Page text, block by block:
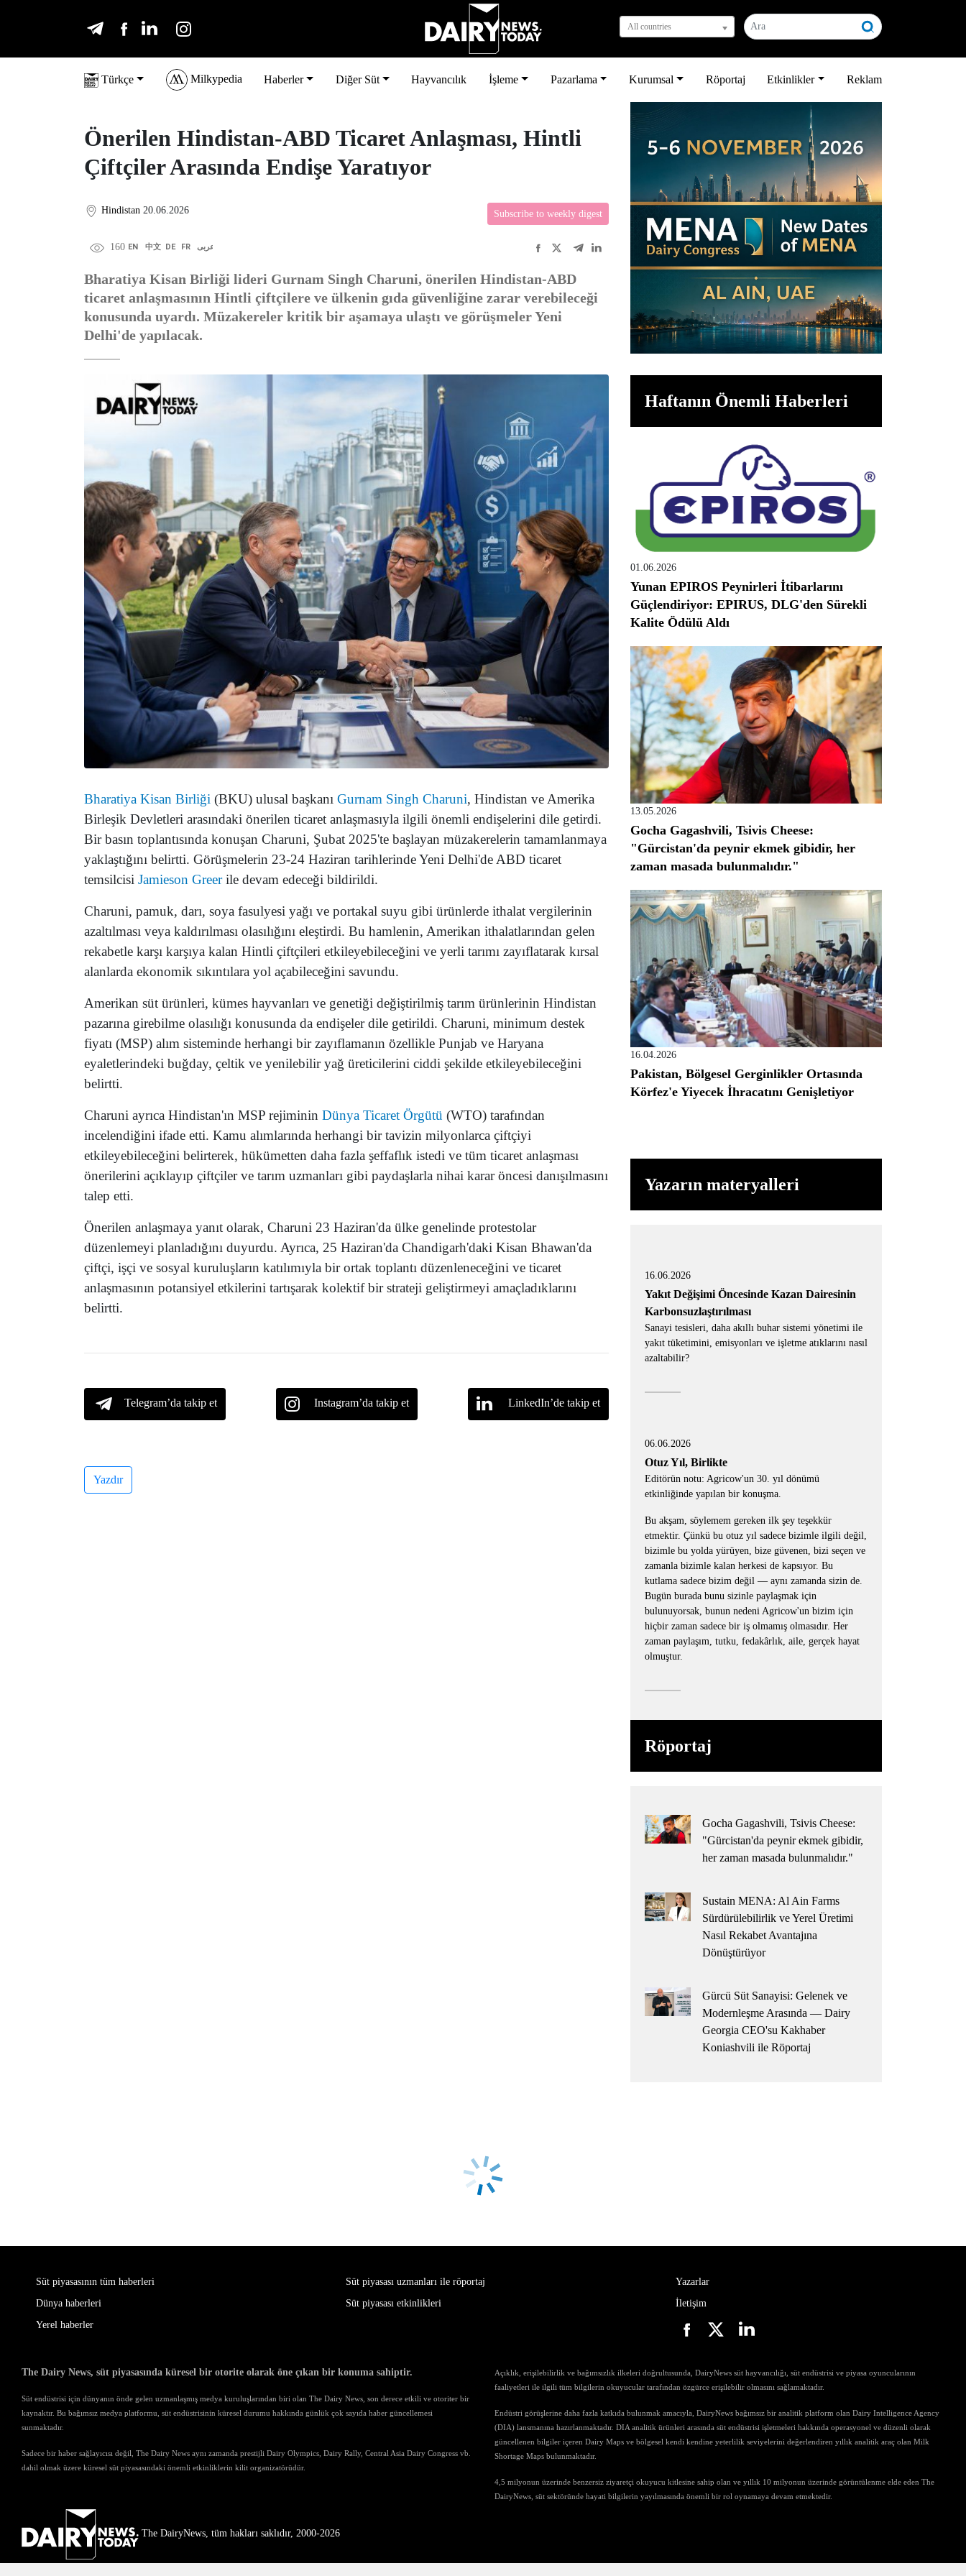
All countries
Türkçe Milkypedia Haberler Diğer Süt Hayvancılık İşleme Pazarlama Kurumsal Röportaj Etkinlikler Reklam
Önerilen Hindistan-ABD Ticaret Anlaşması, Hintli
Çiftçiler Arasında Endişe Yaratıyor
Hindistan 20.06.2026 Subscribe to weekly digest
160 EN 中文 DE FR عربى
Bharatiya Kisan Birliği lideri Gurnam Singh Charuni, önerilen Hindistan-ABD
ticaret anlaşmasının Hintli çiftçilere ve ülkenin gıda güvenliğine zarar verebileceği
konusunda uyardı. Müzakereler kritik bir aşamaya ulaştı ve görüşmeler Yeni
Delhi'de yapılacak.
Bharatiya Kisan Birliği (BKU) ulusal başkanı Gurnam Singh Charuni, Hindistan ve Amerika
Birleşik Devletleri arasındaki önerilen ticaret anlaşmasıyla ilgili önemli endişelerini dile getirdi.
Bir basın toplantısında konuşan Charuni, Şubat 2025'te başlayan müzakerelerin tamamlanmaya
yaklaştığını belirtti. Görüşmelerin 23-24 Haziran tarihlerinde Yeni Delhi'de ABD ticaret
temsilcisi Jamieson Greerile devam edeceği bildirildi.
Charuni, pamuk, darı, soya fasulyesi yağı ve portakal suyu gibi ürünlerde ithalat vergilerinin
azaltılması veya kaldırılması olasılığını eleştirdi. Bu hamlenin, Amerikan ithalatlarından gelen
rekabetle karşı karşıya kalan Hintli çiftçileri etkileyebileceğini ve yerli tarımı zayıflatarak kırsal
alanlarda ekonomik sıkıntılara yol açabileceğini savundu.
Amerikan süt ürünleri, kümes hayvanları ve genetiği değiştirilmiş tarım ürünlerinin Hindistan
pazarına girebilme olasılığı konusunda da endişeler dile getirildi. Charuni, minimum destek
fiyatı (MSP) alım sisteminde herhangi bir zayıflamanın özellikle Punjab ve Haryana
eyaletlerindeki buğday, çeltik ve yenilebilir yağ üreticilerini ciddi şekilde etkileyebileceğini
belirtti.
Charuni ayrıca Hindistan'ın MSP rejiminin Dünya Ticaret Örgütü (WTO) tarafından
incelendiğini ifade etti. Kamu alımlarında herhangi bir tavizin milyonlarca çiftçiyi
etkileyebileceğini belirterek, hükümetten daha fazla şeffaflık istedi ve tüm ticaret anlaşması
önerilerini açıklayıp çiftçiler ve tarım uzmanları gibi paydaşlarla nihai karar öncesi danışılmasını
talep etti.
Önerilen anlaşmaya yanıt olarak, Charuni 23 Haziran'da ülke genelinde protestolar
düzenlemeyi planladığını duyurdu. Ayrıca, 25 Haziran'da Chandigarh'daki Kisan Bhawan'da
çiftçi, işçi ve sosyal kuruluşların katılımıyla bir ortak toplantı düzenleneceğini ve ticaret
anlaşmasının potansiyel etkilerini tartışarak kolektif bir strateji geliştirmeyi amaçladıklarını
belirtti.
Telegram’da takip et Instagram’da takip et LinkedIn’de takip et
Yazdır
Haftanın Önemli Haberleri
01.06.2026
Yunan EPIROS Peynirleri İtibarlarını
Güçlendiriyor: EPIRUS, DLG'den Sürekli
Kalite Ödülü Aldı
13.05.2026
Gocha Gagashvili, Tsivis Cheese:
"Gürcistan'da peynir ekmek gibidir, her
zaman masada bulunmalıdır."
16.04.2026
Pakistan, Bölgesel Gerginlikler Ortasında
Körfez'e Yiyecek İhracatını Genişletiyor
Yazarın materyalleri
16.06.2026
Yakıt Değişimi Öncesinde Kazan Dairesinin
Karbonsuzlaştırılması
Sanayi tesisleri, daha akıllı buhar sistemi yönetimi ile
yakıt tüketimini, emisyonları ve işletme atıklarını nasıl
azaltabilir?
06.06.2026
Otuz Yıl, Birlikte
Editörün notu: Agricow'un 30. yıl dönümü
etkinliğinde yapılan bir konuşma.
Bu akşam, söylemem gereken ilk şey teşekkür
etmektir. Çünkü bu otuz yıl sadece bizimle ilgili değil,
bizimle bu yolda yürüyen, bize güvenen, bizi seçen ve
zamanla bizimle kalan herkesi de kapsıyor. Bu
kutlama sadece bizim değil — aynı zamanda sizin de.
Bugün burada bunu sizinle paylaşmak için
bulunuyorsak, bunun nedeni Agricow'un bizim için
hiçbir zaman sadece bir iş olmamış olmasıdır. Her
zaman paylaşım, tutku, fedakârlık, aile, gerçek hayat
olmuştur.
Röportaj
Gocha Gagashvili, Tsivis Cheese:
"Gürcistan'da peynir ekmek gibidir,
her zaman masada bulunmalıdır."
Sustain MENA: Al Ain Farms
Sürdürülebilirlik ve Yerel Üretimi
Nasıl Rekabet Avantajına
Dönüştürüyor
Gürcü Süt Sanayisi: Gelenek ve
Modernleşme Arasında — Dairy
Georgia CEO'su Kakhaber
Koniashvili ile Röportaj
Süt piyasasının tüm haberleri
Dünya haberleri
Yerel haberler
Süt piyasası uzmanları ile röportaj
Süt piyasası etkinlikleri
Yazarlar
İletişim
The Dairy News, süt piyasasında küresel bir otorite olarak öne çıkan bir konuma sahiptir.
Süt endüstrisi için dünyanın önde gelen uzmanlaşmış medya kuruluşlarından biri olan The Dairy News, son derece etkili ve otoriter bir
kaynaktır. Bu bağımsız medya platformu, süt endüstrisinin küresel durumu hakkında günlük çok sayıda haber güncellemesi
sunmaktadır.
Sadece bir haber sağlayıcısı değil, The Dairy News aynı zamanda prestijli Dairy Olympics, Dairy Rally, Central Asia Dairy Congress vb.
dahil olmak üzere küresel süt piyasasındaki önemli etkinliklerin kilit organizatörüdür.
The DairyNews, tüm hakları saklıdır, 2000-2026
Açıklık, erişilebilirlik ve bağımsızlık ilkeleri doğrultusunda, DairyNews süt hayvancılığı, süt endüstrisi ve piyasa oyuncularının
faaliyetleri ile ilgili tüm bilgilerin okuyucular tarafından özgürce erişilebilir olmasını sağlamaktadır.
Endüstri görüşlerine daha fazla katkıda bulunmak amacıyla, DairyNews bağımsız bir analitik platform olan Dairy Intelligence Agency
(DIA) lansmanına hazırlanmaktadır. DIA analitik ürünleri arasında süt endüstrisi işletmeleri hakkında operasyonel ve düzenli olarak
güncellenen bilgiler içeren Dairy Maps ve bölgesel kendi kendine yeterlilik seviyelerini değerlendiren yıllık analitik araç olan Milk
Shortage Maps bulunmaktadır.
4,5 milyonun üzerinde benzersiz ziyaretçi okuyucu kitlesine sahip olan ve yıllık 10 milyonun üzerinde görüntülenme elde eden The
DairyNews, süt sektöründe hayati bilgilerin yayılmasında önemli bir rol oynamaya devam etmektedir.